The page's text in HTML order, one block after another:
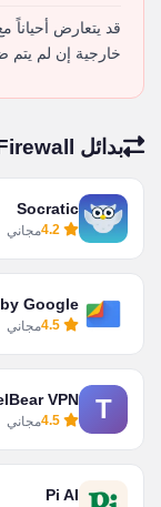
قد يتعارض
خارجية إن لم يتم
بدائل ZoneAlarm Free Firewall
Socratic
مجاني
Google
مجاني
T
VPN
مجاني
Pi AI